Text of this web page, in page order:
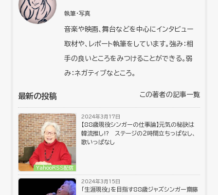
執筆・写真
音楽や映画、舞台などを中心にインタビュー
取材や、レポート執筆をしています。強み：相
手の良いところをみつけることができる。弱
み：ネガティブなところ。
最新の投稿 この著者の記事一覧
YahooRSS配信
2024年3月17日
【88歳現役シンガーの仕事論】元気の秘訣は
韓流推し⁉︎ ステージの２時間立ちっぱなし、
歌いっぱなし
2024年3月15日
「生涯現役」を目指す88歳ジャズシンガー齋藤